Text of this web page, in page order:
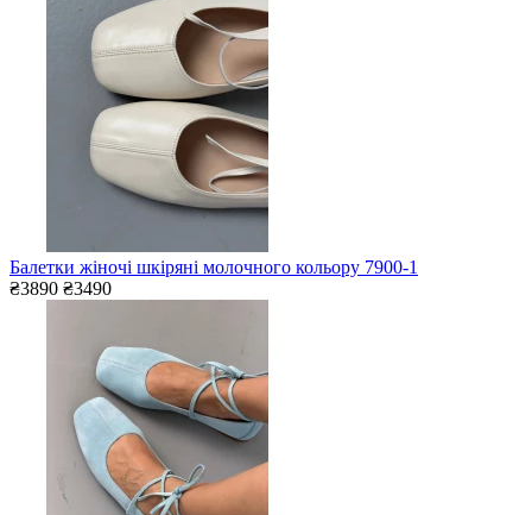
Балетки жіночі шкіряні молочного кольору 7900-1
₴3890 ₴3490